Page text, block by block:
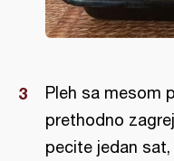
Pleh sa mesom
prethodno
pecite jedan